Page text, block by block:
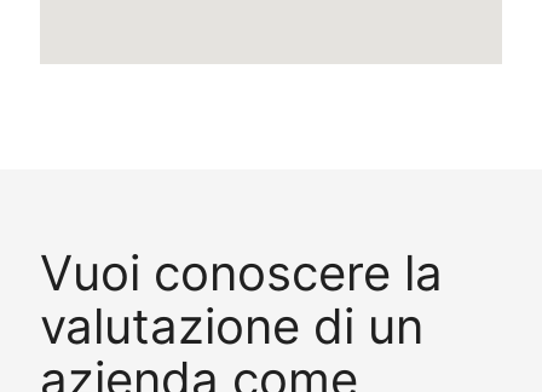
Vuoi conoscere la
valutazione di un
azienda come